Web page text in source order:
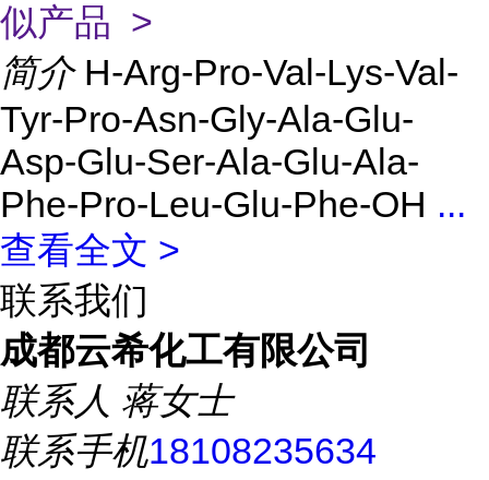
似产品 >
简介 H-Arg-Pro-Val-Lys-Val-
Tyr-Pro-Asn-Gly-Ala-Glu-
Asp-Glu-Ser-Ala-Glu-Ala-
Phe-Pro-Leu-Glu-Phe-OH ...
查看全文 >
联系我们
成都云希化工有限公司
联系人 蒋女士
联系手机18108235634